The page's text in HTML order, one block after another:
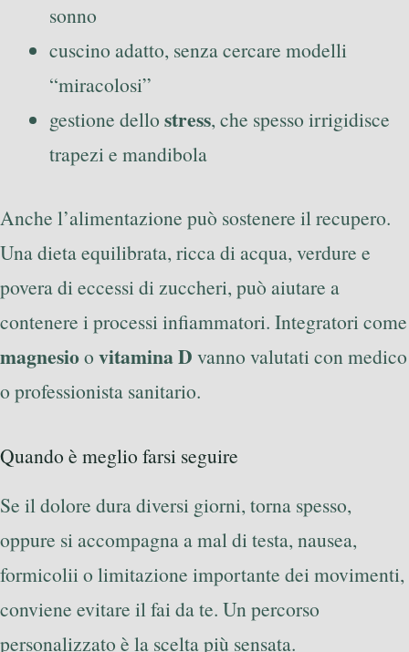
sonno
cuscino adatto, senza cercare modelli
“miracolosi”
gestione dello stress, che spesso irrigidisce
trapezi e mandibola
Anche l’alimentazione può sostenere il recupero.
Una dieta equilibrata, ricca di acqua, verdure e
povera di eccessi di zuccheri, può aiutare a
contenere i processi infiammatori. Integratori come
magnesioo vitamina D vanno valutati con medico
o professionista sanitario.
Quando è meglio farsi seguire
Se il dolore dura diversi giorni, torna spesso,
oppure si accompagna a mal di testa, nausea,
formicolii o limitazione importante dei movimenti,
conviene evitare il fai da te. Un percorso
personalizzato è la scelta più sensata.